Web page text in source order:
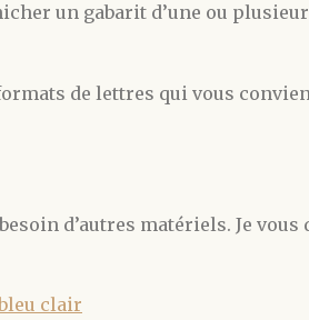
un gabarit d’une ou
de lettres qui vous
d’autres matériels. Je vous
clair